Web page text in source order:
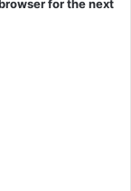
for the next